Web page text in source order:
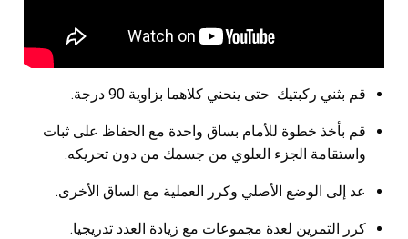
قم بثني ركبتيك حتى ينحني كلاهما بزاوية 90 درجة.
قم بأخذ خطوة للأمام بساق واحدة مع الحفاظ على ثبات
واستقامة الجزء العلوي من جسمك من دون تحريكه.
عد إلى الوضع الأصلي وكرر العملية مع الساق الأخرى.
كرر التمرين لعدة مجموعات مع زيادة العدد تدريجيا.